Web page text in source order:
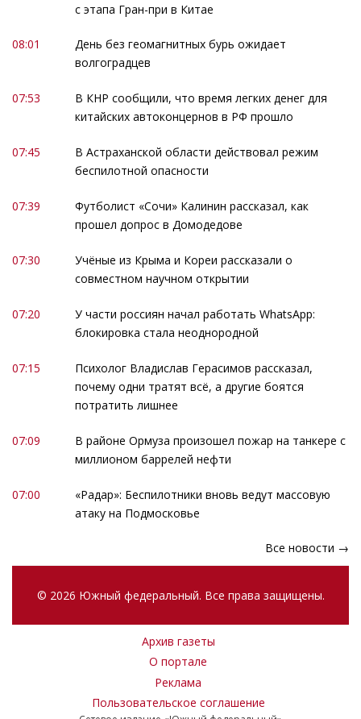
с этапа Гран-при в Китае
08:01
День без геомагнитных бурь ожидает
волгоградцев
07:53
В КНР сообщили, что время легких денег для
китайских автоконцернов в РФ прошло
07:45
В Астраханской области действовал режим
беспилотной опасности
07:39
Футболист «Сочи» Калинин рассказал, как
прошел допрос в Домодедове
07:30
Учёные из Крыма и Кореи рассказали о
совместном научном открытии
07:20
У части россиян начал работать WhatsApp:
блокировка стала неоднородной
07:15
Психолог Владислав Герасимов рассказал,
почему одни тратят всё, а другие боятся
потратить лишнее
07:09
В районе Ормуза произошел пожар на танкере с
миллионом баррелей нефти
07:00
«Радар»: Беспилотники вновь ведут массовую
атаку на Подмосковье
Все новости →
© 2026 Южный федеральный. Все права защищены.
Архив газеты
О портале
Реклама
Пользовательское соглашение